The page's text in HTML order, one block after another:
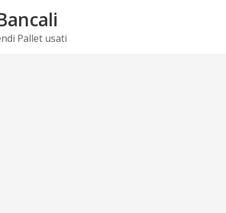
Pallet usati